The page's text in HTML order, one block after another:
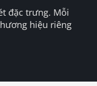
đặc trưng. Mỗi
hiệu riêng